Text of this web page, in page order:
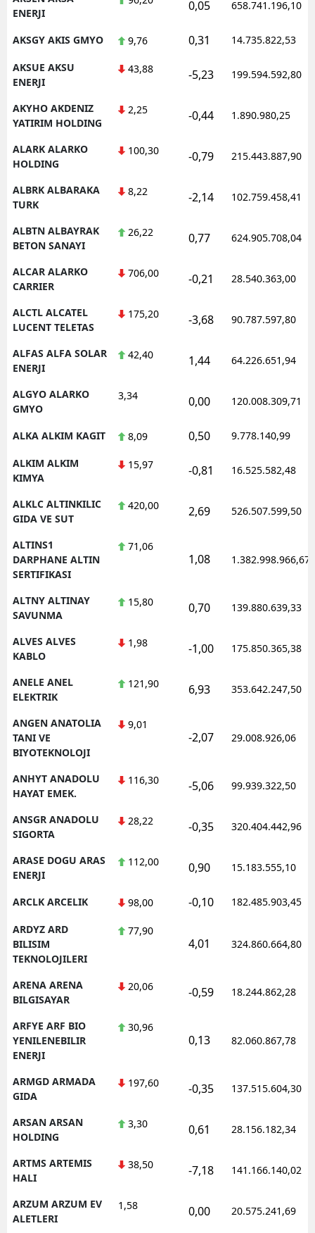
ENERJI
0,05 658.741.196,10
AKSGY AKIS GMYO 9,76 0,31 14.735.822,53
AKSUE AKSU
ENERJI
43,88 -5,23 199.594.592,80
AKYHO AKDENIZ
YATIRIM HOLDING
2,25 -0,44 1.890.980,25
ALARK ALARKO
HOLDING
100,30 -0,79 215.443.887,90
ALBRK ALBARAKA
TURK
8,22 -2,14 102.759.458,41
ALBTN ALBAYRAK
BETON SANAYI
26,22 0,77 624.905.708,04
ALCAR ALARKO
CARRIER
706,00 -0,21 28.540.363,00
ALCTL ALCATEL
LUCENT TELETAS
175,20 -3,68 90.787.597,80
ALFAS ALFA SOLAR
ENERJI
42,40 1,44 64.226.651,94
ALGYO ALARKO
GMYO
3,34 0,00 120.008.309,71
ALKA ALKIM KAGIT 8,09 0,50 9.778.140,99
ALKIM ALKIM
KIMYA
15,97 -0,81 16.525.582,48
ALKLC ALTINKILIC
GIDA VE SUT
420,00 2,69 526.507.599,50
ALTINS1
DARPHANE ALTIN
SERTIFIKASI
71,06
1,08 1.382.998.966,67
ALTNY ALTINAY
SAVUNMA
15,80 0,70 139.880.639,33
ALVES ALVES
KABLO
1,98 -1,00 175.850.365,38
ANELE ANEL
ELEKTRIK
121,90 6,93 353.642.247,50
ANGEN ANATOLIA
TANI VE
BIYOTEKNOLOJI
9,01
-2,07 29.008.926,06
ANHYT ANADOLU
HAYAT EMEK.
116,30 -5,06 99.939.322,50
ANSGR ANADOLU
SIGORTA
28,22 -0,35 320.404.442,96
ARASE DOGU ARAS
ENERJI
112,00 0,90 15.183.555,10
ARCLK ARCELIK 98,00 -0,10 182.485.903,45
ARDYZ ARD
BILISIM
TEKNOLOJILERI
77,90
4,01 324.860.664,80
ARENA ARENA
BILGISAYAR
20,06 -0,59 18.244.862,28
ARFYE ARF BIO
YENILENEBILIR
ENERJI
30,96
0,13 82.060.867,78
ARMGD ARMADA
GIDA
197,60 -0,35 137.515.604,30
ARSAN ARSAN
HOLDING
3,30 0,61 28.156.182,34
ARTMS ARTEMIS
HALI
38,50 -7,18 141.166.140,02
ARZUM ARZUM EV
ALETLERI
1,58 0,00 20.575.241,69